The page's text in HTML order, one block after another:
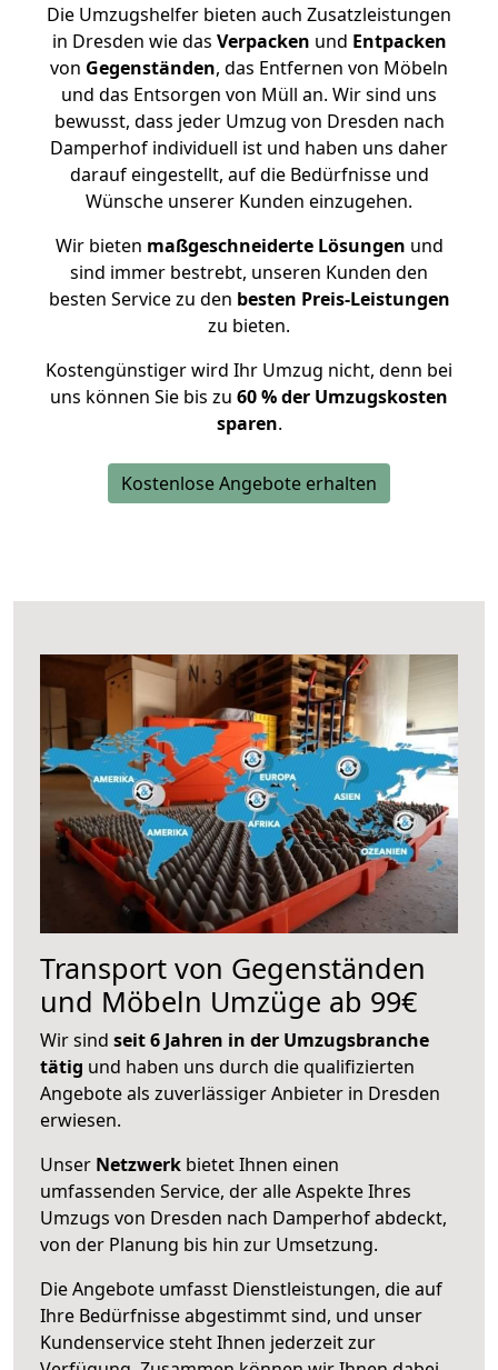
Die Umzugshelfer bieten auch Zusatzleistungen
in Dresden wie das Verpacken und Entpacken
von Gegenständen, das Entfernen von Möbeln
und das Entsorgen von Müll an. Wir sind uns
bewusst, dass jeder Umzug von Dresden nach
Damperhof individuell ist und haben uns daher
darauf eingestellt, auf die Bedürfnisse und
Wünsche unserer Kunden einzugehen.
Wir bieten maßgeschneiderte Lösungen und
sind immer bestrebt, unseren Kunden den
besten Service zu den besten Preis-Leistungen
zu bieten.
Kostengünstiger wird Ihr Umzug nicht, denn bei
uns können Sie bis zu 60 % der Umzugskosten
sparen.
Kostenlose Angebote erhalten
Transport von Gegenständen
und Möbeln Umzüge ab 99€
Wir sind seit 6 Jahren in der Umzugsbranche
tätig und haben uns durch die qualifizierten
Angebote als zuverlässiger Anbieter in Dresden
erwiesen.
Unser Netzwerk bietet Ihnen einen
umfassenden Service, der alle Aspekte Ihres
Umzugs von Dresden nach Damperhof abdeckt,
von der Planung bis hin zur Umsetzung.
Die Angebote umfasst Dienstleistungen, die auf
Ihre Bedürfnisse abgestimmt sind, und unser
Kundenservice steht Ihnen jederzeit zur